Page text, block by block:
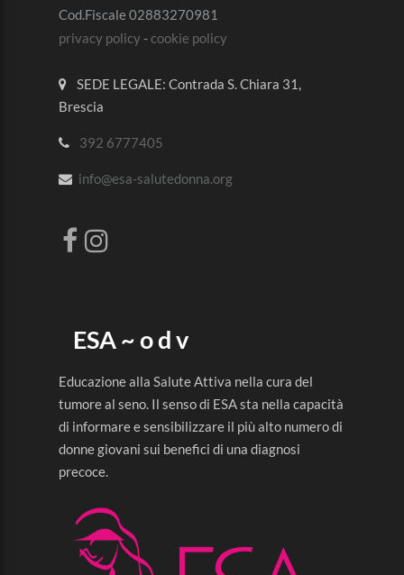
Cod.Fiscale 02883270981
privacy policy-cookie policy
SEDE LEGALE: Contrada S. Chiara 31,
Brescia
392 6777405
info@esa-salutedonna.org
ESA ~ o d v
Educazione alla Salute Attiva nella cura del
tumore al seno. Il senso di ESA sta nella capacità
di informare e sensibilizzare il più alto numero di
donne giovani sui benefici di una diagnosi
precoce.